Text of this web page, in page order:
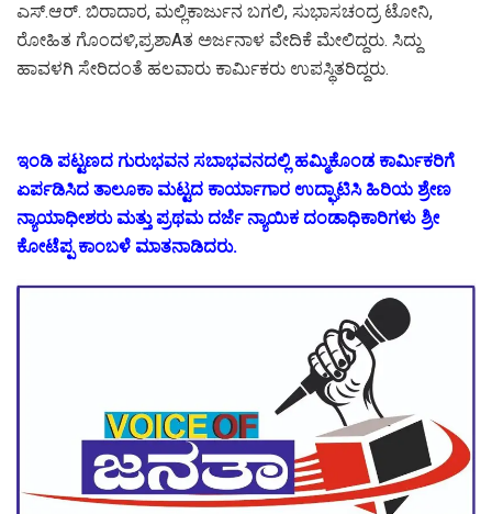
ಎಸ್.ಆರ್. ಬಿರಾದಾರ, ಮಲ್ಲಿಕಾರ್ಜುನ ಬಗಲಿ, ಸುಭಾಸಚಂದ್ರ ಟೋನಿ,
ರೋಹಿತ ಗೊಂದಳಿ,ಪ್ರಶಾAತ ಅರ್ಜನಾಳ ವೇದಿಕೆ ಮೇಲಿದ್ದರು. ಸಿದ್ದು
ಹಾವಳಗಿ ಸೇರಿದಂತೆ ಹಲವಾರು ಕಾರ್ಮಿಕರು ಉಪಸ್ಥಿತರಿದ್ದರು.
ಇಂಡಿ ಪಟ್ಟಣದ ಗುರುಭವನ ಸಬಾಭವನದಲ್ಲಿ ಹಮ್ಮಿಕೊಂಡ ಕಾರ್ಮಿಕರಿಗೆ
ಏರ್ಪಡಿಸಿದ ತಾಲೂಕಾ ಮಟ್ಟದ ಕಾರ್ಯಾಗಾರ ಉದ್ಘಾಟಿಸಿ ಹಿರಿಯ ಶ್ರೇಣ
ನ್ಯಾಯಾಧೀಶರು ಮತ್ತು ಪ್ರಥಮ ದರ್ಜೆ ನ್ಯಾಯಿಕ ದಂಡಾಧಿಕಾರಿಗಳು ಶ್ರೀ
ಕೋಟೆಪ್ಪ ಕಾಂಬಳೆ ಮಾತನಾಡಿದರು.